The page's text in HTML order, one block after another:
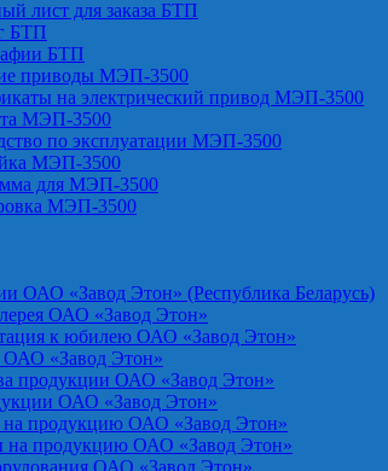
лист для заказа БТП
БТП
БТП
приводы МЭП-3500
на электрический привод МЭП-3500
МЭП-3500
по эксплуатации МЭП-3500
МЭП-3500
для МЭП-3500
МЭП-3500
ОАО «Завод Этон» (Республика Беларусь)
ОАО «Завод Этон»
к юбилею ОАО «Завод Этон»
ОАО «Завод Этон»
продукции ОАО «Завод Этон»
ОАО «Завод Этон»
продукцию ОАО «Завод Этон»
на продукцию ОАО «Завод Этон»
ОАО «Завод Этон»